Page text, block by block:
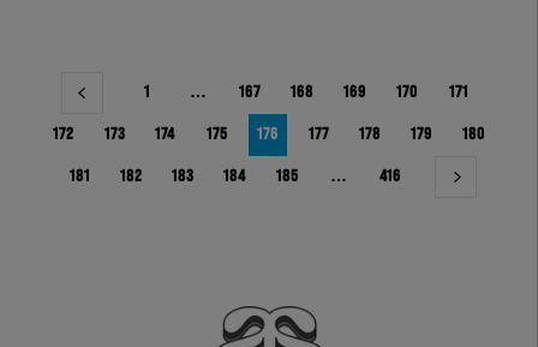
Berichtnavigatie
1 … 167 168 169 170 171
172 173 174 175 176 177 178 179 180
181 182 183 184 185 … 416